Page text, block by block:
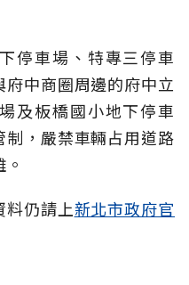
停車場、特專三停車
中商圈周邊的府中立
及板橋國小地下停車
，嚴禁車輛占用道路
仍請上新北市政府官